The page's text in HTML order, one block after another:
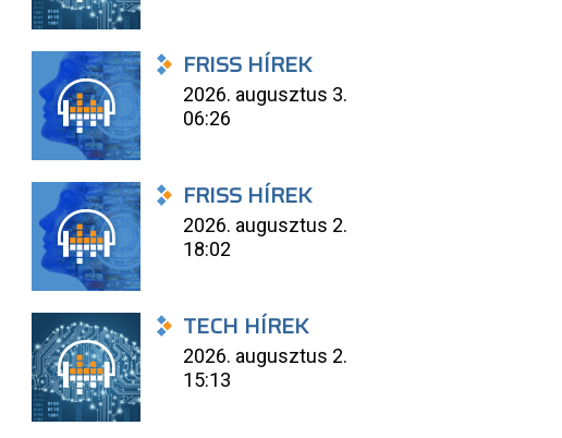
FRISS HÍREK
2026. augusztus 3.
06:26
FRISS HÍREK
2026. augusztus 2.
18:02
TECH HÍREK
2026. augusztus 2.
15:13